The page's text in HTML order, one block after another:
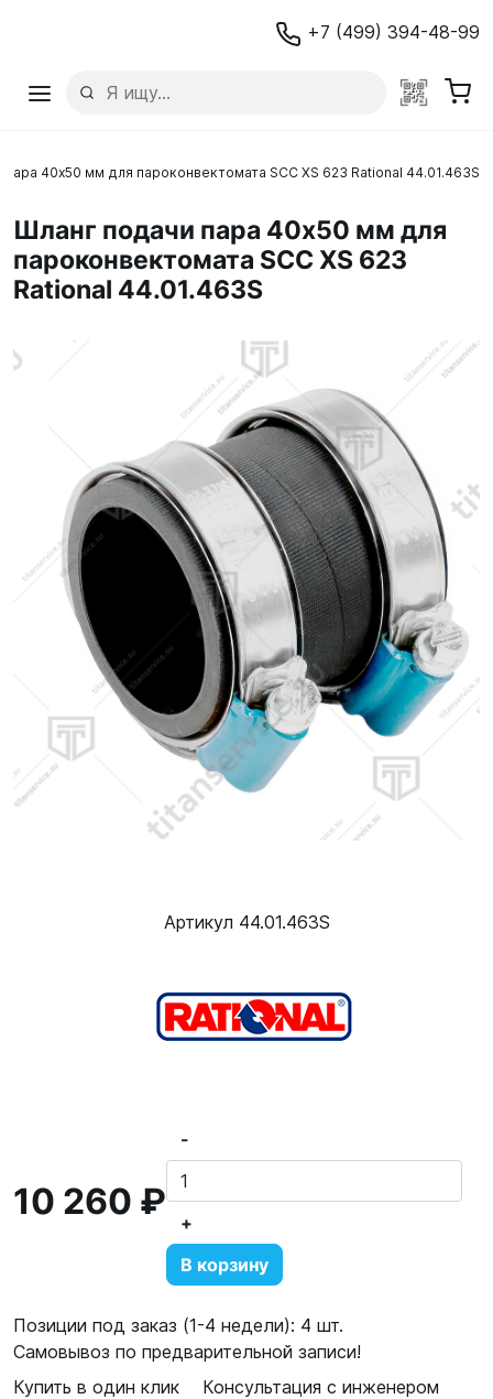
+7 (499) 394-48-99
40x50 мм для пароконвектомата SCC XS 623 Rational 44.01.463S
Шланг подачи пара 40x50 мм для
пароконвектомата SCC XS 623
Rational 44.01.463S
Артикул 44.01.463S
10 260 ₽
-
+
В корзину
Позиции под заказ (1-4 недели): 4 шт.
Самовывоз по предварительной записи!
Купить в один клик
Консультация с инженером